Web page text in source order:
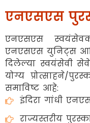
एनएसएस
एनएसएस
एनएसएस युनिट्स
दिलेल्या स्वयंसेवी
योग्य प्रोत्साहने/
समाविष्ट आहे:
इंदिरा गांधी
राज्यस्तरीय